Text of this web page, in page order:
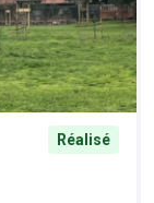
Réalisé